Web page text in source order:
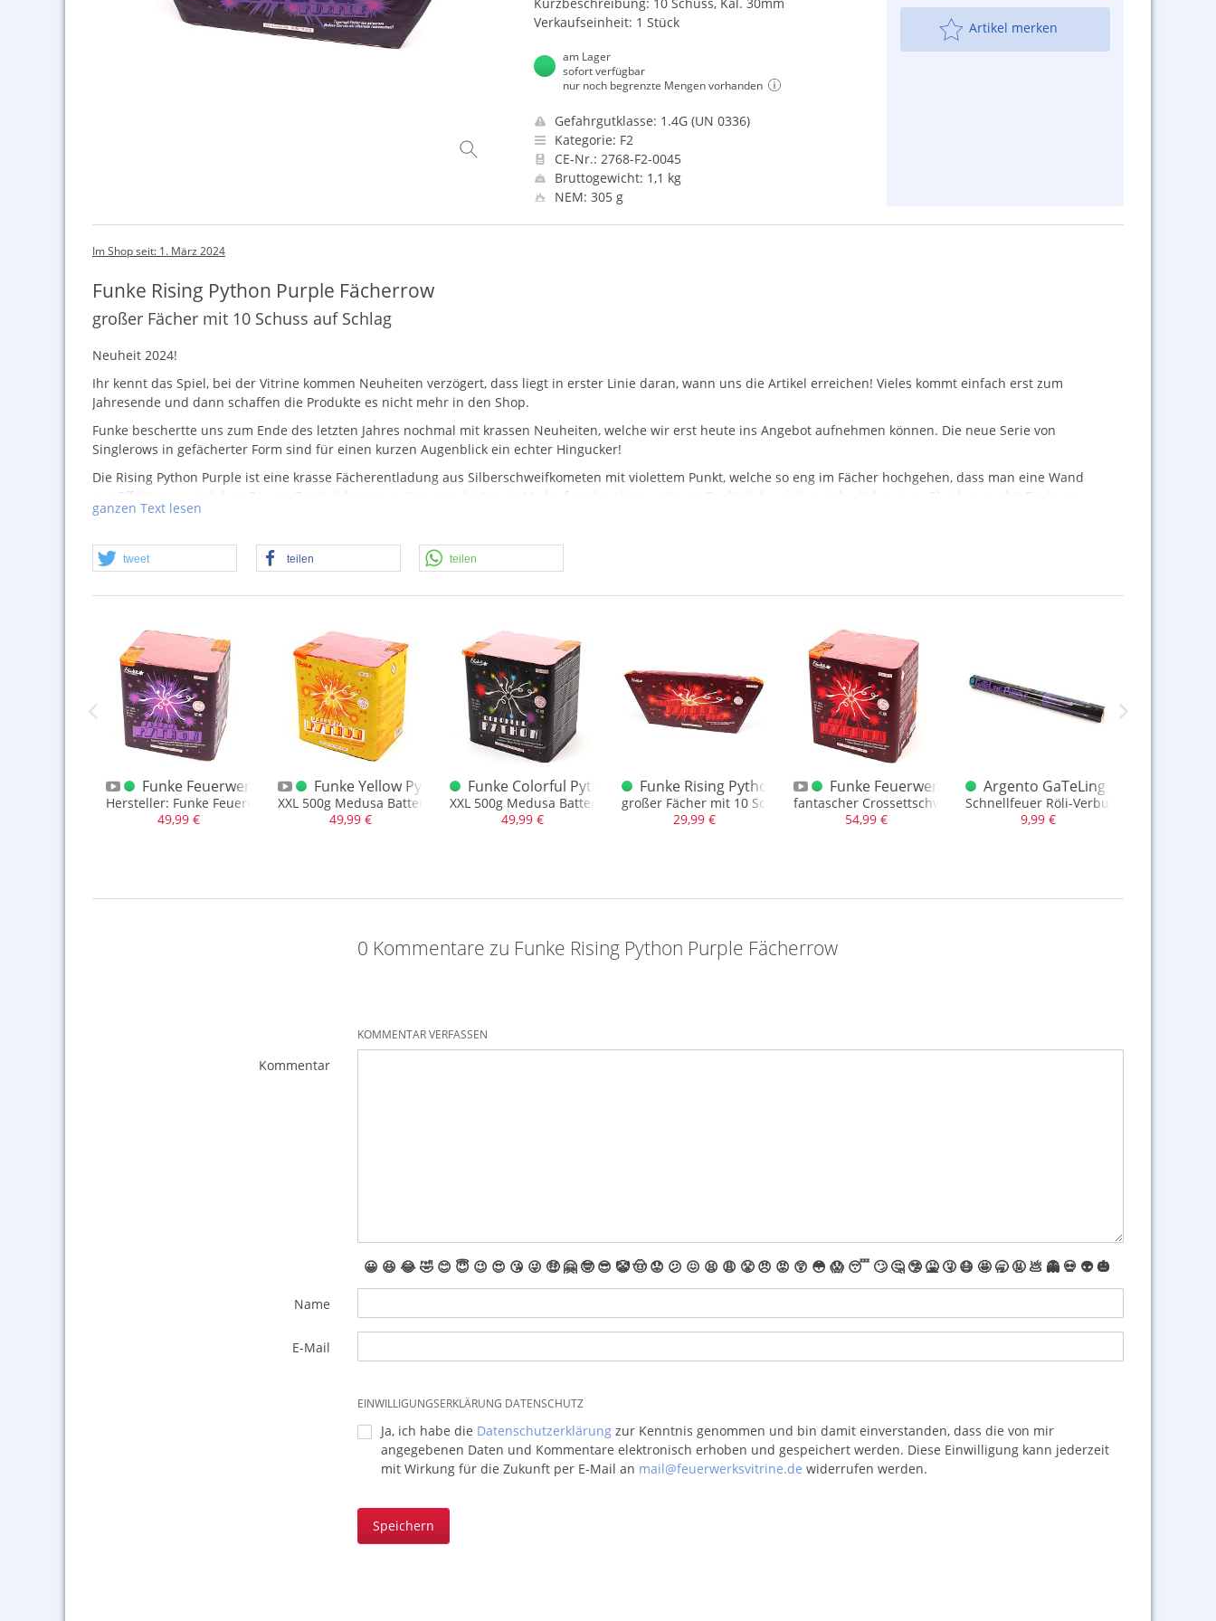
Verkaufseinheit: 1 Stück
am Lager
sofort verfügbar
nur noch begrenzte Mengen vorhanden
Gefahrgutklasse: 1.4G (UN 0336)
Kategorie: F2
CE-Nr.: 2768-F2-0045
Bruttogewicht: 1,1 kg
NEM: 305 g
Artikel merken
Im Shop seit: 1. März 2024
Funke Rising Python Purple Fächerrow
großer Fächer mit 10 Schuss auf Schlag
Neuheit 2024!
Ihr kennt das Spiel, bei der Vitrine kommen Neuheiten verzögert, dass liegt in erster Linie daran, wann uns die Artikel erreichen! Vieles kommt einfach erst zum
Jahresende und dann schaffen die Produkte es nicht mehr in den Shop.
Funke beschertte uns zum Ende des letzten Jahres nochmal mit krassen Neuheiten, welche wir erst heute ins Angebot aufnehmen können. Die neue Serie von
Singlerows in gefächerter Form sind für einen kurzen Augenblick ein echter Hingucker!
Die Rising Python Purple ist eine krasse Fächerentladung aus Silberschweifkometen mit violettem Punkt, welche so eng im Fächer hochgehen, dass man eine Wand
aus Effekten vor sich hat. Die am Zenit abbiegenen Kometen bieten im Verlauf nochmal ein weiteres Spektakel, welches sicherlich seines Gleichen sucht. Ein kurzer
Spaß, für mittleres Geld.
ganzen Text lesen
tweet teilen teilen
Python Green Fächerrow
mit 10 Schuss auf Schlag
Funke Feuerwerk Python Purple XXL Batterie
Hersteller: Funke Feuerwerk
49,99 €
Funke Yellow Python XXL Medusa-Stern Effekt Batterie
XXL 500g Medusa Batterie
49,99 €
Funke Colorful Python XXL Medusa-Stern Effekt Batterie
XXL 500g Medusa Batterie
49,99 €
Funke Rising Python Red Fächerrow
großer Fächer mit 10 Schuss auf Schlag
29,99 €
Funke Feuerwerk Python Red XXL Batterie
fantascher Crossettschweif-Effekt mit roter Spitze
54,99 €
Argento GaTeLing Purple 175S.
Schnellfeuer Röli-Verbund mit 175
9,99 €
0 Kommentare zu Funke Rising Python Purple Fächerrow
KOMMENTAR VERFASSEN
Kommentar
😀 😆 😂🤣 😊 😇 😉 😍 😘 😜 🤑 🤗 🤓 😎 🤡🤠 😟 😕 😖 😫 😩 😤 😠 😡 😲 😳 😱 😴 🙄 🤔 🤥 🤮 🤧 😷 🤩 🥱 🤬 💩 👻 💀 👽 🎃
Name
E-Mail
EINWILLIGUNGSERKLÄRUNG DATENSCHUTZ
Ja, ich habe die Datenschutzerklärungzur Kenntnis genommen und bin damit einverstanden, dass die von mir
angegebenen Daten und Kommentare elektronisch erhoben und gespeichert werden. Diese Einwilligung kann jederzeit
mit Wirkung für die Zukunft per E-Mail an mail@feuerwerksvitrine.de widerrufen werden.
Speichern